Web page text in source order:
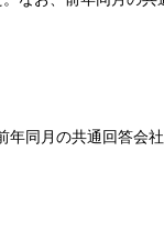
同月の共通回答会